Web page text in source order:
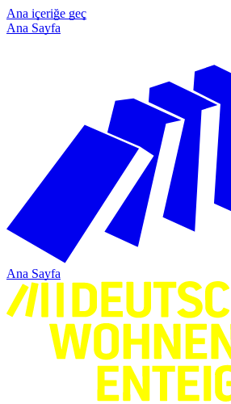
Ana içeriğe geç
Ana Sayfa
Ana Sayfa